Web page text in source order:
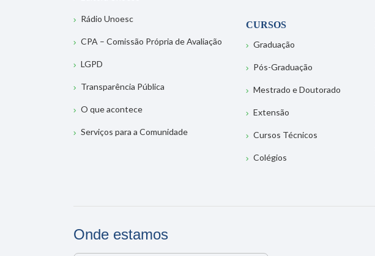
Rádio Unoesc
CPA – Comissão Própria de Avaliação
LGPD
Transparência Pública
O que acontece
Serviços para a Comunidade
CURSOS
Graduação
Pós-Graduação
Mestrado e Doutorado
Extensão
Cursos Técnicos
Colégios
Onde estamos